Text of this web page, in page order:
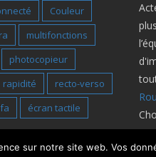
Couleur
multifonctions
photocopieur
rapidité
recto-verso
écran tactile
sur notre site web. Vos